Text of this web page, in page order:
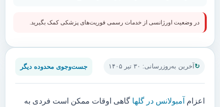
آخرین به‌روزرسانی: ۳۰ تیر ۱۴۰۵ جست‌وجوی محدوده دیگر
اعزام آمبولانس در گلها گاهی اوقات ممکن است فردی به
در وضعیت اورژانسی از خدمات رسمی فوریت‌های پزشکی کمک بگیرید.